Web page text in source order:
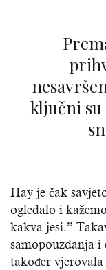
Prema njezinom učenju,
ključni
Hay je čak
ogledalo i
kakva jesi.”
samopouzdanja i
također